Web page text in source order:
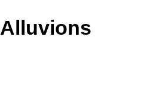
Alluvions